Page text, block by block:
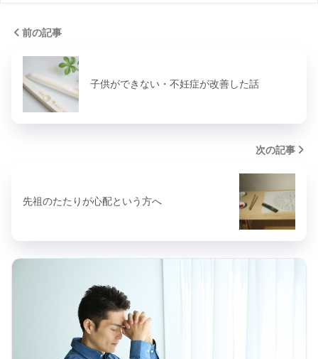
前の記事
子供ができない・不妊症が改善した話
次の記事
先祖のたたりが心配という方へ